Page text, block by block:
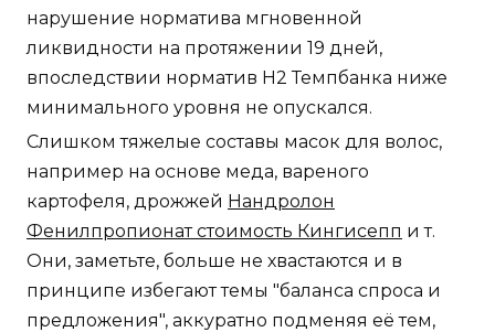
нарушение норматива мгновенной
ликвидности на протяжении 19 дней,
впоследствии норматив Н2 Темпбанка ниже
минимального уровня не опускался.
Слишком тяжелые составы масок для волос,
например на основе меда, вареного
картофеля, дрожжей Нандролон
Фенилпропионат стоимость Кингисепп и т.
Они, заметьте, больше не хвастаются и в
принципе избегают темы "баланса спроса и
предложения", аккуратно подменяя её тем,